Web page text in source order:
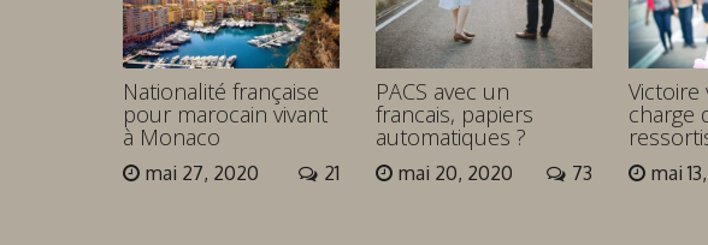
Nationalité française
pour marocain vivant
à Monaco
mai 27, 2020 21
PACS avec un
francais, papiers
automatiques ?
mai 20, 2020 73
Victoire
charge
mai